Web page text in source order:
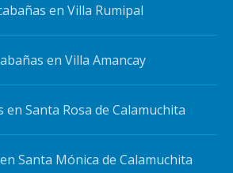
en Villa Rumipal
en Villa Amancay
en Santa Rosa de Calamuchita
Santa Mónica de Calamuchita